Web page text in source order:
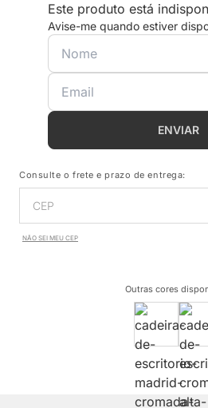
Este produto está
Avise-me quando estiver
ENVIAR
Consulte o frete e prazo de entrega:
NÃO SEI MEU CEP
Outras cores